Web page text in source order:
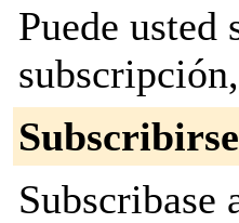
Puede